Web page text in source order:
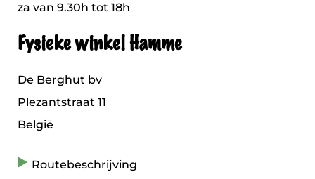
za van 9.30h tot 18h
Fysieke winkel Hamme
De Berghut bv
Plezantstraat 11
België
Routebeschrijving